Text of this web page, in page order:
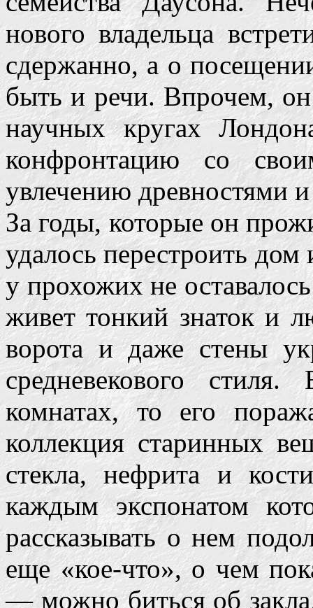
нового владельца
сдержанно, а о
быть и речи. Впрочем,
научных кругах
конфронтацию со
увлечению древностями
За годы, которые он
удалось перестроить дом
у прохожих не
живет тонкий знаток и
ворота и даже стены
средневекового
комнатах, то его
коллекция старинных
стекла, нефрита и
каждым экспонатом
рассказывать о нем
еще «кое-что», о чем
— можно биться об